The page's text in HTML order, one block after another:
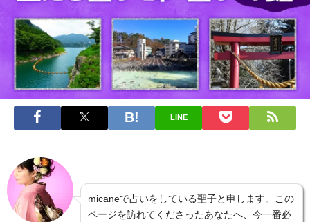
LINE
micaneで占いをしている聖子と申します。この
ページを訪れてくださったあなたへ、今一番必